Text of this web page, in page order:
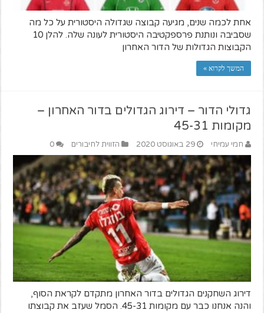
אחת לכמה שנים, מגיעה קבוצה שגדולה היסטורית על כל מה
שסביבה ונותנת פרספקטיבה היסטורית לעונה שלה. להלן 10
הקבוצות הגדולות של הדור האחרון
המשך לקרוא »
גדולי הדור – דירוג הגדולים בדור האחרון –
מקומות 45-31
חמי עמיחי 29 באוגוסט 2020 הזווית לחיבורים 0
דירוג השחקנים הגדולים בדור האחרון מתקדם לקראת הסוף,
והנה אנחנו כבר עם מקומות 45-31. הסמל שעזב את קבוצתו